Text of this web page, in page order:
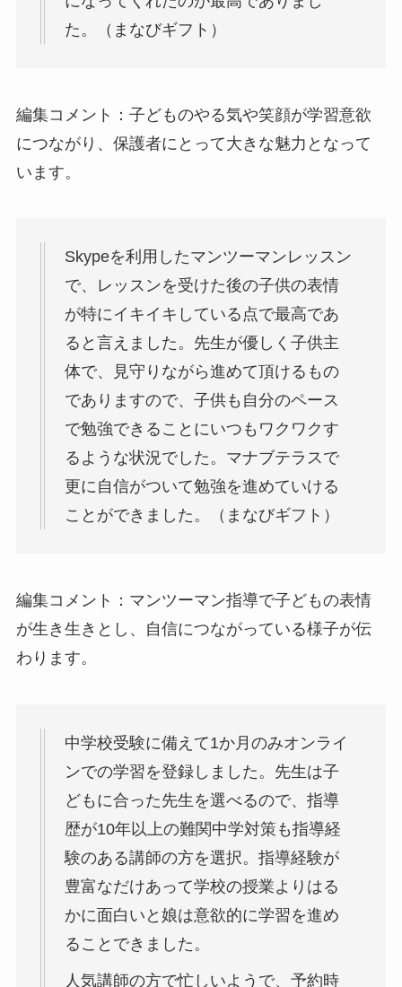
た。（まなびギフト）
編集コメント：子どものやる気や笑顔が学習意欲
につながり、保護者にとって大きな魅力となって
います。
Skypeを利用したマンツーマンレッスン
で、レッスンを受けた後の子供の表情
が特にイキイキしている点で最高であ
ると言えました。先生が優しく子供主
体で、見守りながら進めて頂けるもの
でありますので、子供も自分のペース
で勉強できることにいつもワクワクす
るような状況でした。マナブテラスで
更に自信がついて勉強を進めていける
ことができました。（まなびギフト）
編集コメント：マンツーマン指導で子どもの表情
が生き生きとし、自信につながっている様子が伝
わります。
中学校受験に備えて1か月のみオンライ
ンでの学習を登録しました。先生は子
どもに合った先生を選べるので、指導
歴が10年以上の難関中学対策も指導経
験のある講師の方を選択。指導経験が
豊富なだけあって学校の授業よりはる
かに面白いと娘は意欲的に学習を進め
ることできました。
人気講師の方で忙しいようで、予約時